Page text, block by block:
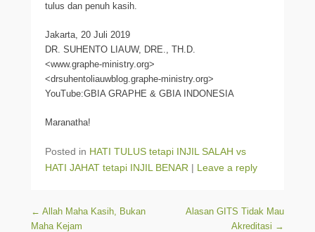
tulus dan penuh kasih.
Jakarta, 20 Juli 2019
DR. SUHENTO LIAUW, DRE., TH.D.
<www.graphe-ministry.org>
<drsuhentoliauwblog.graphe-ministry.org>
YouTube:GBIA GRAPHE & GBIA INDONESIA
Maranatha!
Posted in HATI TULUS tetapi INJIL SALAH vs
HATI JAHAT tetapi INJIL BENAR | Leave a reply
Post navigation
← Allah Maha Kasih, Bukan
Maha Kejam
Alasan GITS Tidak Mau
Akreditasi →